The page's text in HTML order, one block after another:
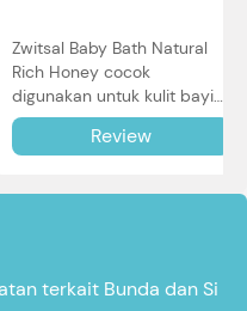
Zwitsal Baby Bath Natural
Rich Honey cocok
digunakan untuk kulit bayi
baru lahir bahkan kulit
sensitif sekalipun. Simak
Review
terkait Bunda dan Si